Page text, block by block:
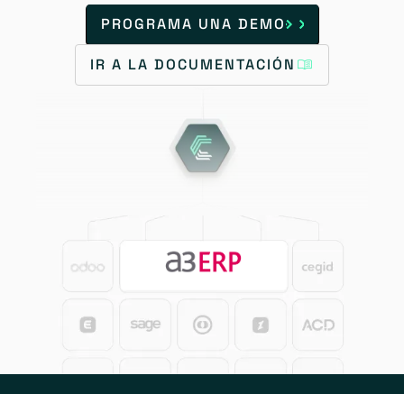
PROGRAMA UNA DEMO
IR A LA DOCUMENTACIÓN